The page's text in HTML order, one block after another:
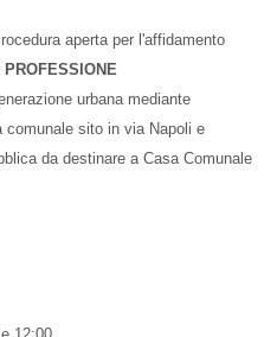
aperta per l'affidamento
urbana mediante
comunale sito in via Napoli e
da destinare a Casa Comunale